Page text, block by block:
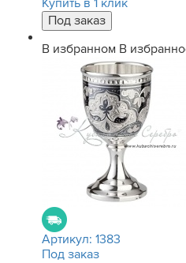
Купить в 1 клик
В избранном В
Артикул: 1383
Под заказ